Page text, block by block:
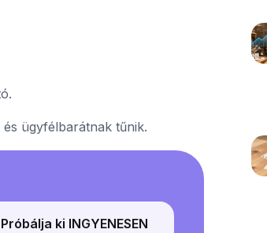
ügyfélbarátnak tűnik.
Próbálja ki INGYENESEN